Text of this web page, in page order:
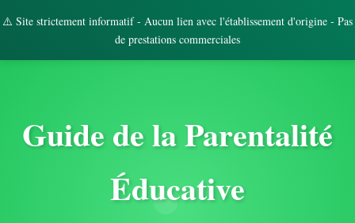
⚠️ Site strictement informatif - Aucun lien avec l'établissement d'origine - Pas
de prestations commerciales
Guide de la Parentalité
Éducative